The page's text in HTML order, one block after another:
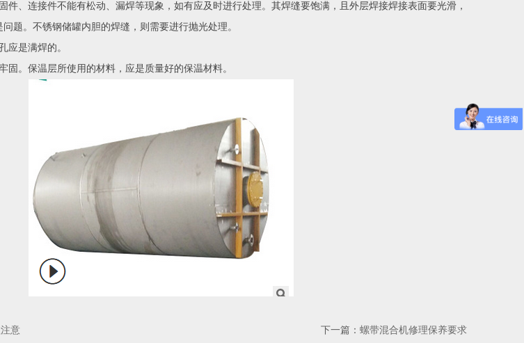
1 2 3
件、连接件不能有松动、漏焊等现象，如有应及时进行处理。其焊缝要饱满，且外层焊接焊接表面要光滑，
题。不锈钢储罐内胆的焊缝，则需要进行抛光处理。
应是满焊的。
固。保温层所使用的材料，应是质量好的保温材料。
意 下一篇： 螺带混合机修理保养要求